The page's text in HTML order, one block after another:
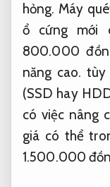
hỏng. Máy
ổ cứng mới
800.000
năng cao. tùy
(SSD hay
có việc nâng
giá có thể
1.500.000